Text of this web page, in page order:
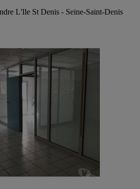
L'Ile St Denis - Seine-Saint-Denis